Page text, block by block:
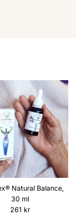
Natural Balance,
30 ml
Ordinarie pris
261 kr